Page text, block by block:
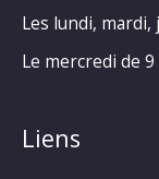
Les lundi, mardi,
Le mercredi de
Liens